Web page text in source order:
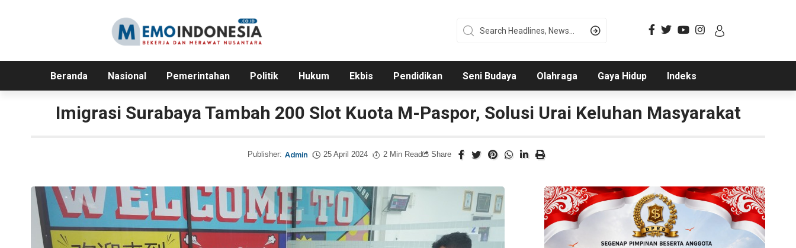
Beranda Nasional Pemerintahan Politik Hukum Ekbis Pendidikan Seni Budaya Olahraga Gaya Hidup Indeks
Imigrasi Surabaya Tambah 200 Slot Kuota M-Paspor, Solusi Urai Keluhan Masyarakat
Publisher: Admin 25 April 2024 2 Min Read Share